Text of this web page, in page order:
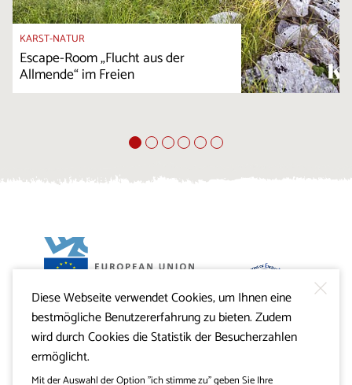
KARST-NATUR
Escape-Room „Flucht aus der
Allmende“ im Freien
Projekt Visitkras. Die Investition wird von der Republik
Slowenien und von der Europäischen Union aus dem
Europäischen Fonds für regionale Entwicklung
mitfinanziert.
Diese Webseite verwendet Cookies, um Ihnen eine
bestmögliche Benutzererfahrung zu bieten. Zudem
wird durch Cookies die Statistik der Besucherzahlen
ermöglicht.
Mit der Auswahl der Option "ich stimme zu" geben Sie Ihre